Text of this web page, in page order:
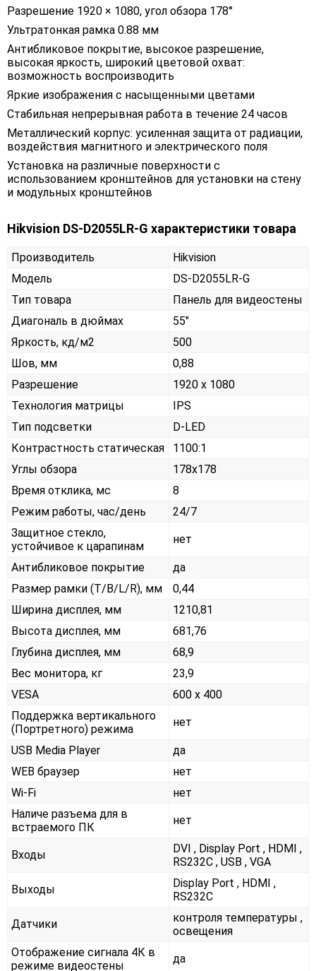
Разрешение 1920 × 1080, угол обзора 178°
Ультратонкая рамка 0.88 мм
Антибликовое покрытие, высокое разрешение,
высокая яркость, широкий цветовой охват:
возможность воспроизводить
Яркие изображения с насыщенными цветами
Стабильная непрерывная работа в течение 24 часов
Металлический корпус: усиленная защита от радиации,
воздействия магнитного и электрического поля
Установка на различные поверхности с
использованием кронштейнов для установки на стену
и модульных кронштейнов
Hikvision DS-D2055LR-G характеристики товара
Производитель
Hikvision
Модель
DS-D2055LR-G
Тип товара
Панель для видеостены
Диагональ в дюймах
55"
Яркость, кд/м2
500
Шов, мм
0,88
Разрешение
1920 x 1080
Технология матрицы
IPS
Тип подсветки
D-LED
Контрастность статическая
1100:1
Углы обзора
178x178
Время отклика, мс
8
Режим работы, час/день
24/7
Защитное стекло,
устойчивое к царапинам
нет
Антибликовое покрытие
да
Размер рамки (T/B/L/R), мм
0,44
Ширина дисплея, мм
1210,81
Высота дисплея, мм
681,76
Глубина дисплея, мм
68,9
Вес монитора, кг
23,9
VESA
600 x 400
Поддержка вертикального
(Портретного) режима
нет
USB Media Player
да
WEB браузер
нет
Wi-Fi
нет
Наличе разъема для в
встраемого ПК
нет
Входы
DVI , Display Port , HDMI ,
RS232С , USB , VGA
Выходы
Display Port , HDMI ,
RS232С
Датчики
контроля температуры ,
освещения
Отображение сигнала 4К в
режиме видеостены
да